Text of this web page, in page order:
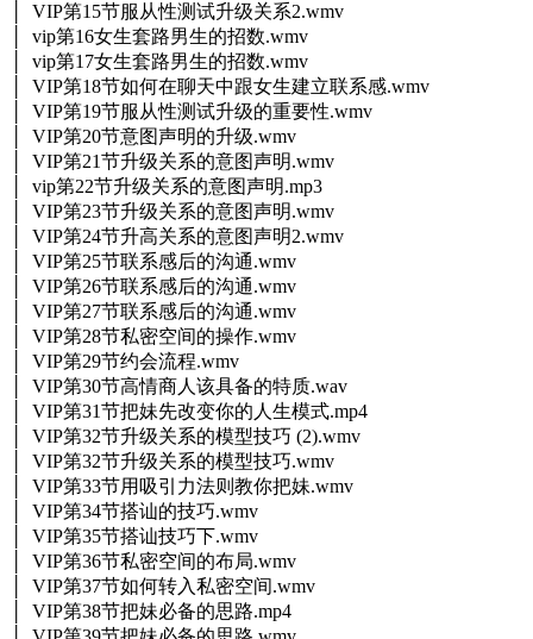
│ VIP第15节服从性测试升级关系2.wmv
│ vip第16女生套路男生的招数.wmv
│ vip第17女生套路男生的招数.wmv
│ VIP第18节如何在聊天中跟女生建立联系感.wmv
│ VIP第19节服从性测试升级的重要性.wmv
│ VIP第20节意图声明的升级.wmv
│ VIP第21节升级关系的意图声明.wmv
│ vip第22节升级关系的意图声明.mp3
│ VIP第23节升级关系的意图声明.wmv
│ VIP第24节升高关系的意图声明2.wmv
│ VIP第25节联系感后的沟通.wmv
│ VIP第26节联系感后的沟通.wmv
│ VIP第27节联系感后的沟通.wmv
│ VIP第28节私密空间的操作.wmv
│ VIP第29节约会流程.wmv
│ VIP第30节高情商人该具备的特质.wav
│ VIP第31节把妹先改变你的人生模式.mp4
│ VIP第32节升级关系的模型技巧 (2).wmv
│ VIP第32节升级关系的模型技巧.wmv
│ VIP第33节用吸引力法则教你把妹.wmv
│ VIP第34节搭讪的技巧.wmv
│ VIP第35节搭讪技巧下.wmv
│ VIP第36节私密空间的布局.wmv
│ VIP第37节如何转入私密空间.wmv
│ VIP第38节把妹必备的思路.mp4